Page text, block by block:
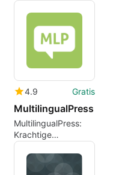
WordPress met WP
Performance Pack
4.9 Gratis
MultilingualPress
MultilingualPress:
Krachtige
Meertalige
Oplossing voor
WordPress